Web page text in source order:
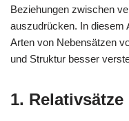
Beziehungen zwischen
auszudrücken. In diesem
Arten von Nebensätzen
und Struktur besser
1. Relativsätze